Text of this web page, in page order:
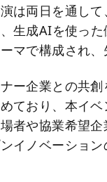
は両日を通し
生成AIを使っ
マで構成され、
ー企業との共
ており、本イ
者や協業希望
イノベーショ